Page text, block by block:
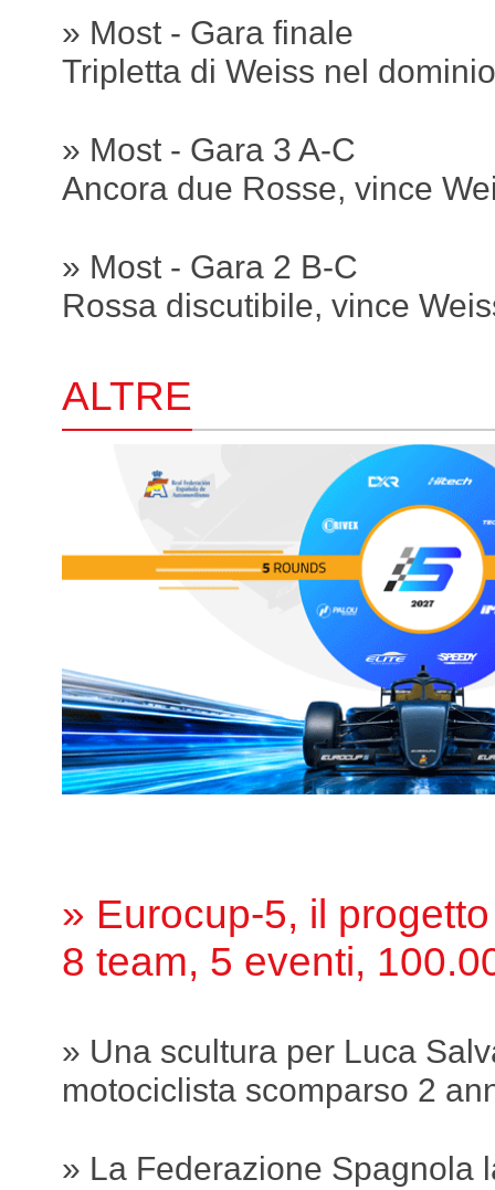
» Most - Gara finale
Tripletta di Weiss nel
» Most - Gara 3 A-C
Ancora due Rosse, vince
» Most - Gara 2 B-C
Rossa discutibile, vince
ALTRE
» Eurocup-5, il
8 team, 5 eventi,
» Una scultura per Luca
motociclista scomparso 2
» La Federazione Spagnola